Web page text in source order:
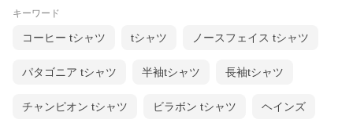
キーワード
コーヒー tシャツ tシャツ ノースフェイス tシャツ
パタゴニア tシャツ 半袖tシャツ 長袖tシャツ
チャンピオン tシャツ ビラボン tシャツ ヘインズ